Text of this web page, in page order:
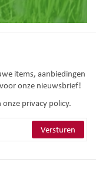
items, aanbiedingen
onze nieuwsbrief!
onzeprivacy policy.